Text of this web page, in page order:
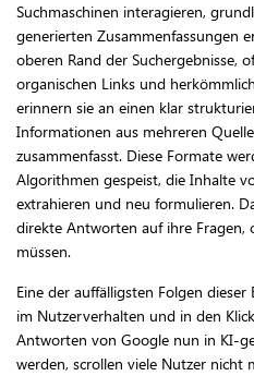
Suchmaschinen interagieren,
generierten Zusammenfassungen
oberen Rand der Suchergebnisse,
organischen Links und
erinnern sie an einen klar
Informationen aus mehreren
zusammenfasst. Diese Formate
Algorithmen gespeist, die Inhalte
extrahieren und neu formulieren.
direkte Antworten auf ihre Fragen,
müssen.
Eine der auffälligsten Folgen
im Nutzerverhalten und in den
Antworten von Google nun in KI-
werden, scrollen viele Nutzer nicht